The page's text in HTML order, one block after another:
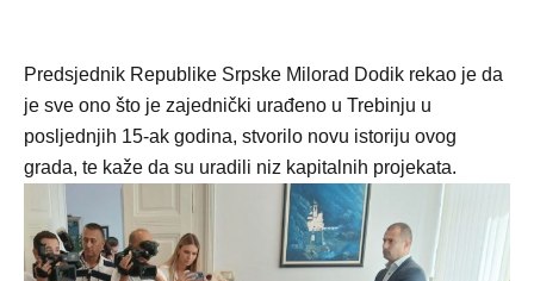
Predsjednik Republike Srpske Milorad Dodik rekao je da
je sve ono što je zajednički urađeno u Trebinju u
posljednjih 15-ak godina, stvorilo novu istoriju ovog
grada, te kaže da su uradili niz kapitalnih projekata.